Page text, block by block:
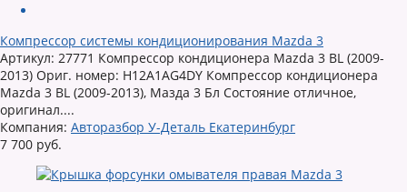
Компрессор системы кондиционирования Mazda 3
Артикул: 27771 Компрессор кондиционера Mazda 3 BL (2009-
2013) Ориг. номер: H12A1AG4DY Компрессор кондиционера
Mazda 3 BL (2009-2013), Мазда 3 Бл Состояние отличное,
оригинал....
Компания: Авторазбор У-Деталь Екатеринбург
7 700 руб.